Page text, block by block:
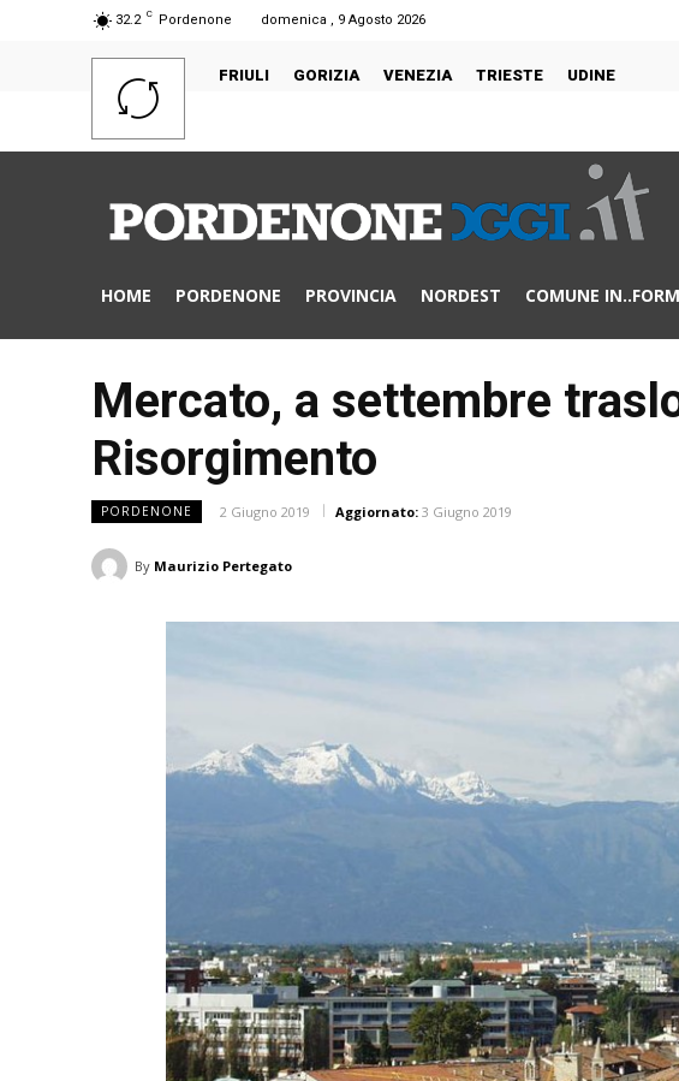
32.2 C Pordenone domenica , 9 Agosto 2026
FRIULI GORIZIA VENEZIA TRIESTE UDINE
HOME PORDENONE PROVINCIA NORDEST COMUNE
Mercato, a settembre
Risorgimento
PORDENONE 2 Giugno 2019 Aggiornato: 3 Giugno 2019
By Maurizio Pertegato